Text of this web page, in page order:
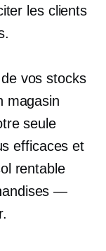
les clients
vos stocks
magasin
seule
efficaces et
rentable
—